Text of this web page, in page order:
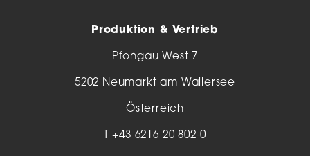
Produktion & Vertrieb
Pfongau West 7
5202 Neumarkt am Wallersee
Österreich
T+43 6216 20 802-0